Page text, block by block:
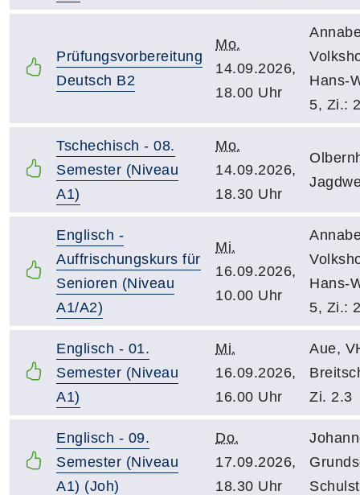
Prüfungsvorbereitung
Deutsch B2
Mo.
14.09.2026,
18.00 Uhr
Hans-
5, Zi.:
Tschechisch - 08.
Semester (Niveau
A1)
Mo.
14.09.2026,
18.30 Uhr
Englisch -
Auffrischungskurs für
Senioren (Niveau
A1/A2)
Mi.
16.09.2026,
10.00 Uhr
Hans-
5, Zi.:
Englisch - 01.
Semester (Niveau
A1)
Mi.
16.09.2026,
16.00 Uhr
Aue,
Zi. 2.3
Englisch - 09.
Semester (Niveau
A1) (Joh)
Do.
17.09.2026,
18.30 Uhr